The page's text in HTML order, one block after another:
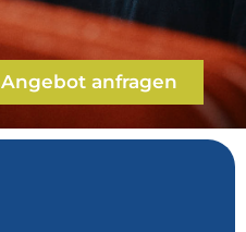
anfragen